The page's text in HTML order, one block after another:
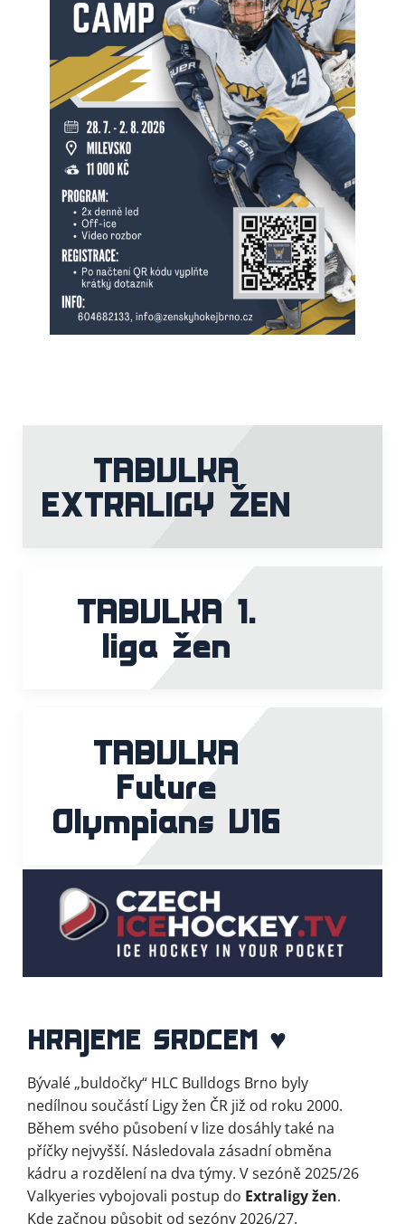
TABULKA
EXTRALIGY ŽEN
TABULKA 1.
liga žen
TABULKA
Future
Olympians U16
HRAJEME SRDCEM ♥
Bývalé „buldočky“ HLC Bulldogs Brno byly
nedílnou součástí Ligy žen ČR již od roku 2000.
Během svého působení v lize dosáhly také na
příčky nejvyšší. Následovala zásadní obměna
kádru a rozdělení na dva týmy. V sezóně 2025/26
Valkyeries vybojovali postup do Extraligy žen.
Kde začnou působit od sezóny 2026/27.